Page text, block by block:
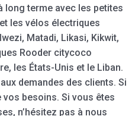
long terme avec les petites
les vélos électriques
Matadi, Likasi, Kikwit,
Rooder citycoco
les États-Unis et le Liban.
demandes des clients. Si
besoins. Si vous êtes
n’hésitez pas à nous